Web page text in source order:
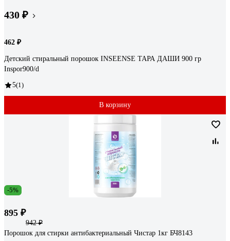
430 ₽
462 ₽
Детский стиральный порошок INSEENSE ТАРА ДАШИ 900 гр
Inspor900/d
5(1)
В корзину
-5%
895 ₽
942 ₽
Порошок для стирки антибактериальный Чистар 1кг БЧ8143